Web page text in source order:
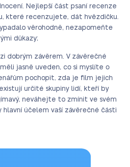
Nejlepší část psaní recenze
které recenzujete, dát hvězdičku.
věrohodně, nezapomeňte
důkazy;
dobrým závěrem. V závěrečné
jasně uveden, co si myslíte o
pochopit, zda je film jejich
určité skupiny lidí, kteří by
neváhejte to zmínit ve svém
účelem vaší závěrečné části